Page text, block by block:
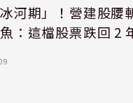
河期」！營建股腰
：這檔股票跌回 2